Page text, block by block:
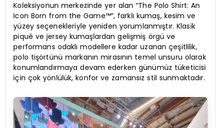
Koleksiyonun merkezinde yer alan “The Polo Shirt: An
Icon Born from the Game™”, farklı kumaş, kesim ve
yüzey seçenekleriyle yeniden yorumlanmıştır. Klasik
piqué ve jersey kumaşlardan gelişmiş örgü ve
performans odaklı modellere kadar uzanan çeşitlilik,
polo tişörtünü markanın mirasının temel unsuru olarak
konumlandırmaya devam ederken günümüz tüketicisi
için çok yönlülük, konfor ve zamansız stil sunmaktadır.